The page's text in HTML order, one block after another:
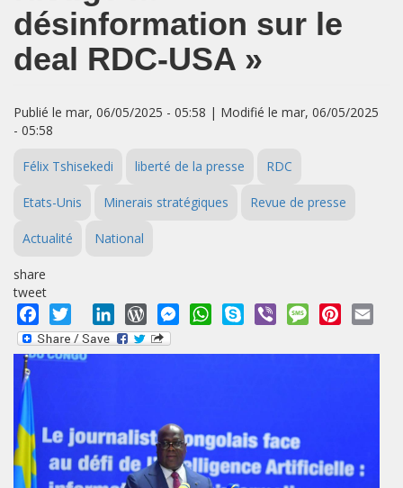
désinformation sur le
deal RDC-USA »
Publié le mar, 06/05/2025 - 05:58 | Modifié le mar, 06/05/2025
- 05:58
Félix Tshisekedi liberté de la presse RDC
Etats-Unis Minerais stratégiques Revue de presse
Actualité National
share
tweet
Facebook
Twitter LinkedInWordPressMessengerWhatsApp
Skype Viber MessagePinterest